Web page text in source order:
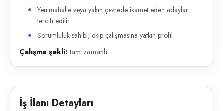
Yenimahalle veya yakın çevrede ikamet eden adaylar
tercih edilir
Sorumluluk sahibi, ekip çalışmasına yatkın profil
Çalışma şekli:tam zamanlı.
İş İlanı Detayları